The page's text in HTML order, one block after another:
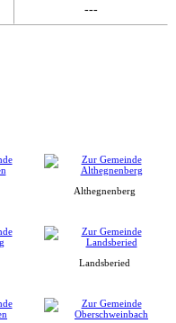
---
Althegnenberg
Landsberied